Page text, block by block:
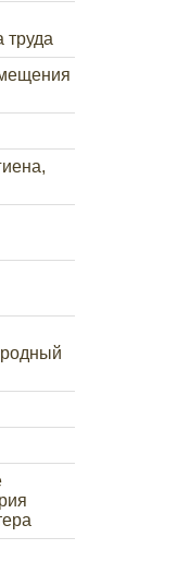
труда